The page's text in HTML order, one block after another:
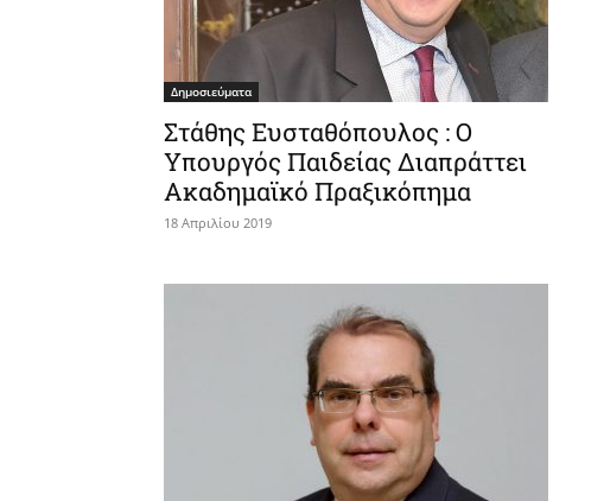
Δημοσιεύματα
Στάθης Ευσταθόπουλος : Ο
Υπουργός Παιδείας Διαπράττει
Ακαδημαϊκό Πραξικόπημα
18 Απριλίου 2019